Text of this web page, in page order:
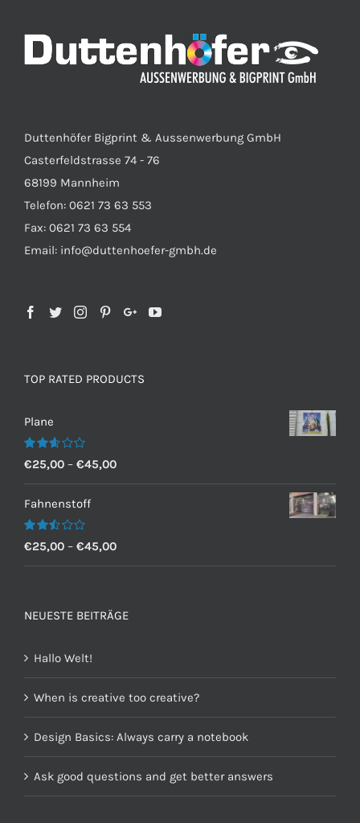
Duttenhöfer Bigprint & Aussenwerbung GmbH
Casterfeldstrasse 74 - 76
68199 Mannheim
Telefon: 0621 73 63 553
Fax: 0621 73 63 554
Email: info@duttenhoefer-gmbh.de
TOP RATED PRODUCTS
Plane
Bewertet
mit
2.60
von 5
€25,00 – €45,00
Fahnenstoff
Bewertet
mit
2.50
€25,00 – €45,00
NEUESTE BEITRÄGE
Hallo Welt!
When is creative too creative?
Design Basics: Always carry a notebook
Ask good questions and get better answers